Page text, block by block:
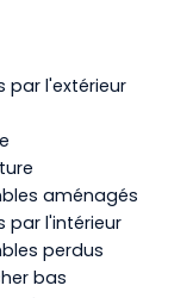
par l'extérieur
aménagés
par l'intérieur
perdus
bas